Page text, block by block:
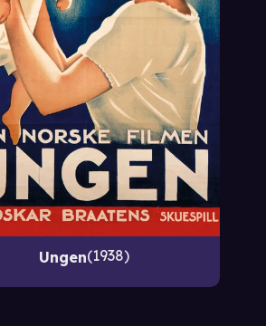
Ungen 1938